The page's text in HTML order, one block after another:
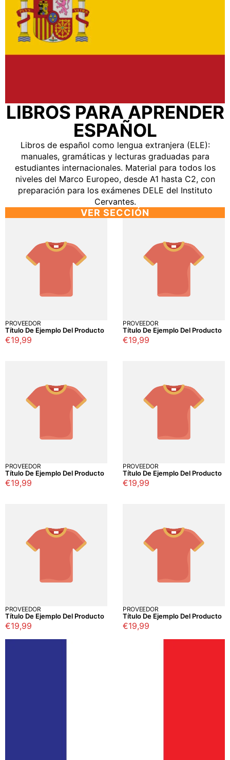
LIBROS PARA APRENDER
ESPAÑOL
Libros de español como lengua extranjera (ELE):
manuales, gramáticas y lecturas graduadas para
estudiantes internacionales. Material para todos los
niveles del Marco Europeo, desde A1 hasta C2, con
preparación para los exámenes DELE del Instituto
Cervantes.
VER SECCIÓN
PROVEEDOR
Título De Ejemplo Del Producto
Precio
€19,99
PROVEEDOR
Título De Ejemplo Del Producto
Precio
€19,99
PROVEEDOR
Título De Ejemplo Del Producto
Precio
€19,99
PROVEEDOR
Título De Ejemplo Del Producto
Precio
€19,99
PROVEEDOR
Título De Ejemplo Del Producto
Precio
regular
€19,99
PROVEEDOR
Título De Ejemplo Del Producto
Precio
€19,99